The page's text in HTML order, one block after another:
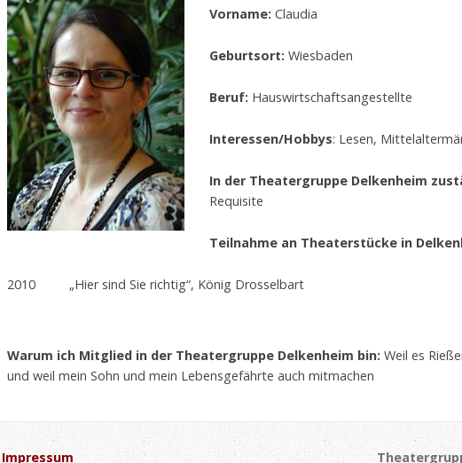
Vorname: Claudia
Geburtsort: Wiesbaden
Beruf: Hauswirtschaftsangestellte
Interessen/Hobbys: Lesen,
In der Theatergruppe Delkenheim
Requisite
Teilnahme an Theaterstücke in
2010 „Hier sind Sie richtig“, König Drosselbart
Warum ich Mitglied in der Theatergruppe Delkenheim bin: Weil es
und weil mein Sohn und mein Lebensgefährte auch mitmachen
Impressum